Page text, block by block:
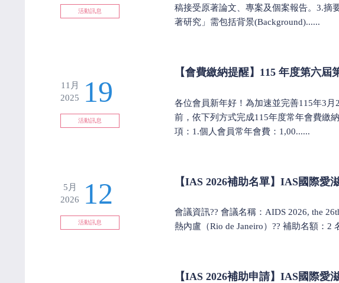
活動訊息
稿接受原著論文、專案及個案報告。3.摘
著研究」需包括背景(Background)......
11月
2025
19
活動訊息
【會費繳納提醒】115 年度第六
各位會員新年好！為加速並完善115年3
前，依下列方式完成115年度常年會費繳
項：1.個人會員常年會費：1,00......
5月
2026
12
活動訊息
【IAS 2026補助名單】IAS國際愛
會議資訊?? 會議名稱：AIDS 2026, the
熱內盧（Rio de Janeiro）?? 補助名額：
【IAS 2026補助申請】IAS國際愛